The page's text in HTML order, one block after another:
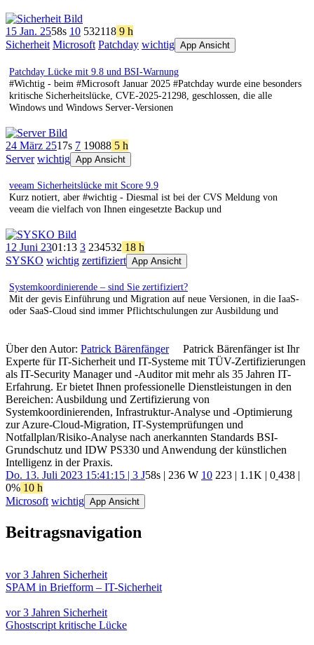
15 Jan. 2558s 10 532118 9 h
Sicherheit Microsoft Patchday wichtig App Ansicht
Patchday Lücke mit 9.8 und BSI-Warnung
#Wichtig - beim #Microsoft Januar 2025 #Patchday wurde eine besonders
kritische Sicherheitslücke, CVE-2025-21298, geschlossen, die alle
Windows und Windows Server-Versionen
24 März 2517s 7 19088 5 h
Server wichtig App Ansicht
veeam Sicherheitslücke mit Score 9.9
Kurz notiert, aber #wichtig - Diesmal ist bei der CVS Meldung von
veeam die vielfach von Ihnen eingesetzte Backup und
12 Juni 2301:13 3 234532 18 h
SYSKO wichtig zertifiziert App Ansicht
Systemkoordinierende – sind Sie zertifiziert?
Mit der gevis Einführung und Migration auf neue Versionen, in die IaaS-
oder SaaS-Cloud sind immer Pflichtschulungen zur Ausbildung und
Über den Autor: Patrick Bärenfänger
Patrick Bärenfänger ist Ihr
Experte für IT-Sicherheit und IT-Systeme mit TÜV-Zertifizierungen
als IT-Security Manager und -Auditor mit mehr als 35 Jahren IT-
Erfahrung. Er bietet Ihnen professionelle Dienstleistungen in den
Bereichen: Ausbildung und Zertifizierung von
Systemkoordinierenden, Infrastruktur-Analyse und -Optimierung
zur Azure-Cloud-Migration, IT-Systemprüfungen und
Notfallplan/Risiko-Analyse nach anerkannten Standards BSI-
Grundschutz und IDW PS330 und Anwendung der künstlichen
Intelligenz in der Praxis.
Do. 13. Juli 2023 15:41:15 | 3 J58s | 236 W 10 223 | 1.1K | 0 438 |
0% 10 h
Microsoft wichtig App Ansicht
Beitragsnavigation
vor 3 Jahren Sicherheit
SPAM in Briefform – IT-Sicherheit
vor 3 Jahren Sicherheit
Ghostscript kritische Lücke